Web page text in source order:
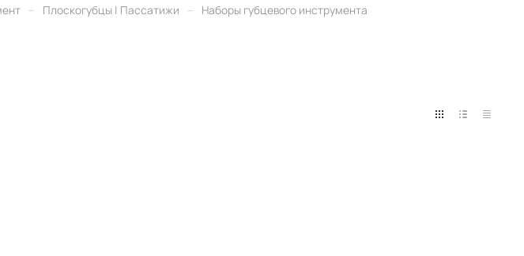
– Плоскогубцы | Пассатижи – Наборы губцевого инструмента